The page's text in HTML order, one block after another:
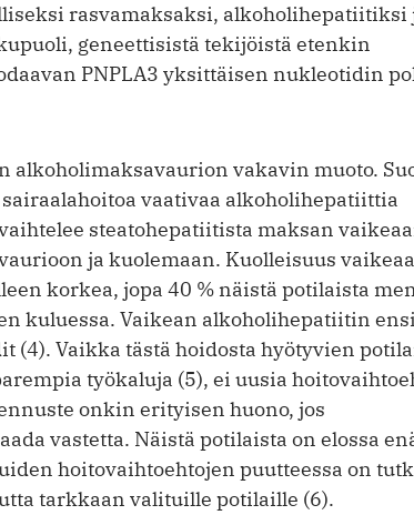
rasvamaksaksi, alko­holihepatiitiksi
geneettisistä tekijöistä etenkin
PNPLA3 yksittäisen nukleotidin
vakavin muoto.
vaativaa alko­holihepatiittia
steatohepatiitista maksan
ja kuolemaan. Kuolleisuus
korkea, jopa 40 % näistä potilaista
kuluessa. Vaikean alkoholihepatiitin
(4). Vaikka tästä hoidosta hyötyvien
työkaluja (5), ei uusia
onkin erityisen huono, jos
vastetta. Näistä potilaista on elossa
hoitovaihtoehtojen puutteessa on
tarkkaan valituille potilaille (6).